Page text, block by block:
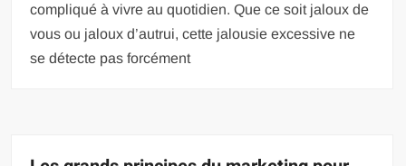
compliqué à vivre au quotidien. Que ce soit jaloux de
vous ou jaloux d’autrui, cette jalousie excessive ne
se détecte pas forcément